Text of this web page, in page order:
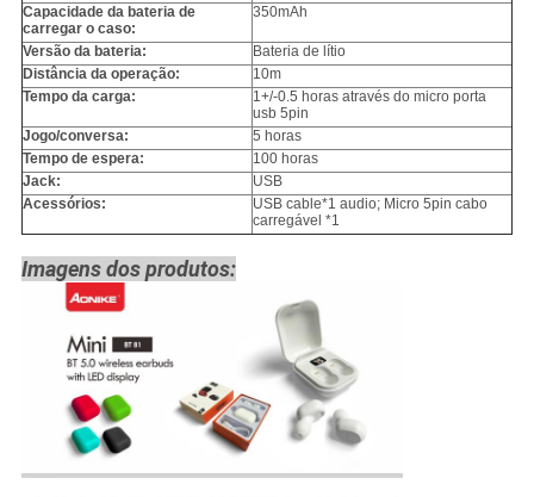
Capacidade da bateria de
carregar o caso:
350mAh
Versão da bateria:
Bateria de lítio
Distância da operação:
10m
Tempo da carga:
1+/-0.5 horas através do micro porta
usb 5pin
Jogo/conversa:
5 horas
Tempo de espera:
100 horas
Jack:
USB
Acessórios:
USB cable*1 audio; Micro 5pin cabo
carregável *1
Imagens dos produtos: